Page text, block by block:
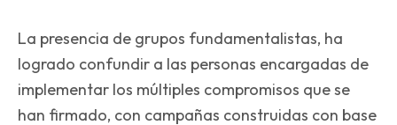
La presencia de grupos fundamentalistas, ha
logrado confundir a las personas encargadas de
implementar los múltiples compromisos que se
han firmado, con campañas construidas con base